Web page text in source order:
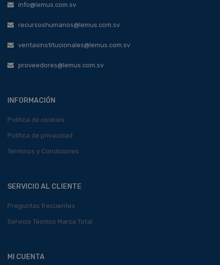
info@lemus.com.sv
recursoshumanos@lemus.com.sv
ventasinstitucionales@lemus.com.sv
proveedores@lemus.com.sv
INFORMACIÓN
Política de cookies
Política de privacidad
Términos y Condiciones
SERVICIO AL CLIENTE
Preguntas frecuentes
Servicio Técnico Marca Total
MI CUENTA